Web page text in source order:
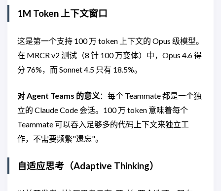
1M Token 上下文窗口
这是第一个支持 100 万 token 上下文的 Opus 级模型。
在 MRCR v2 测试（8 针 100 万变体）中，Opus 4.6 得
分 76%，而 Sonnet 4.5 只有 18.5%。
对 Agent Teams 的意义 ：每个 Teammate 都是一个独
立的 Claude Code 会话。100 万 token 意味着每个
Teammate 可以吞入足够多的代码上下文来独立工
作，不需要频繁"遗忘"。
自适应思考（Adaptive Thinking）